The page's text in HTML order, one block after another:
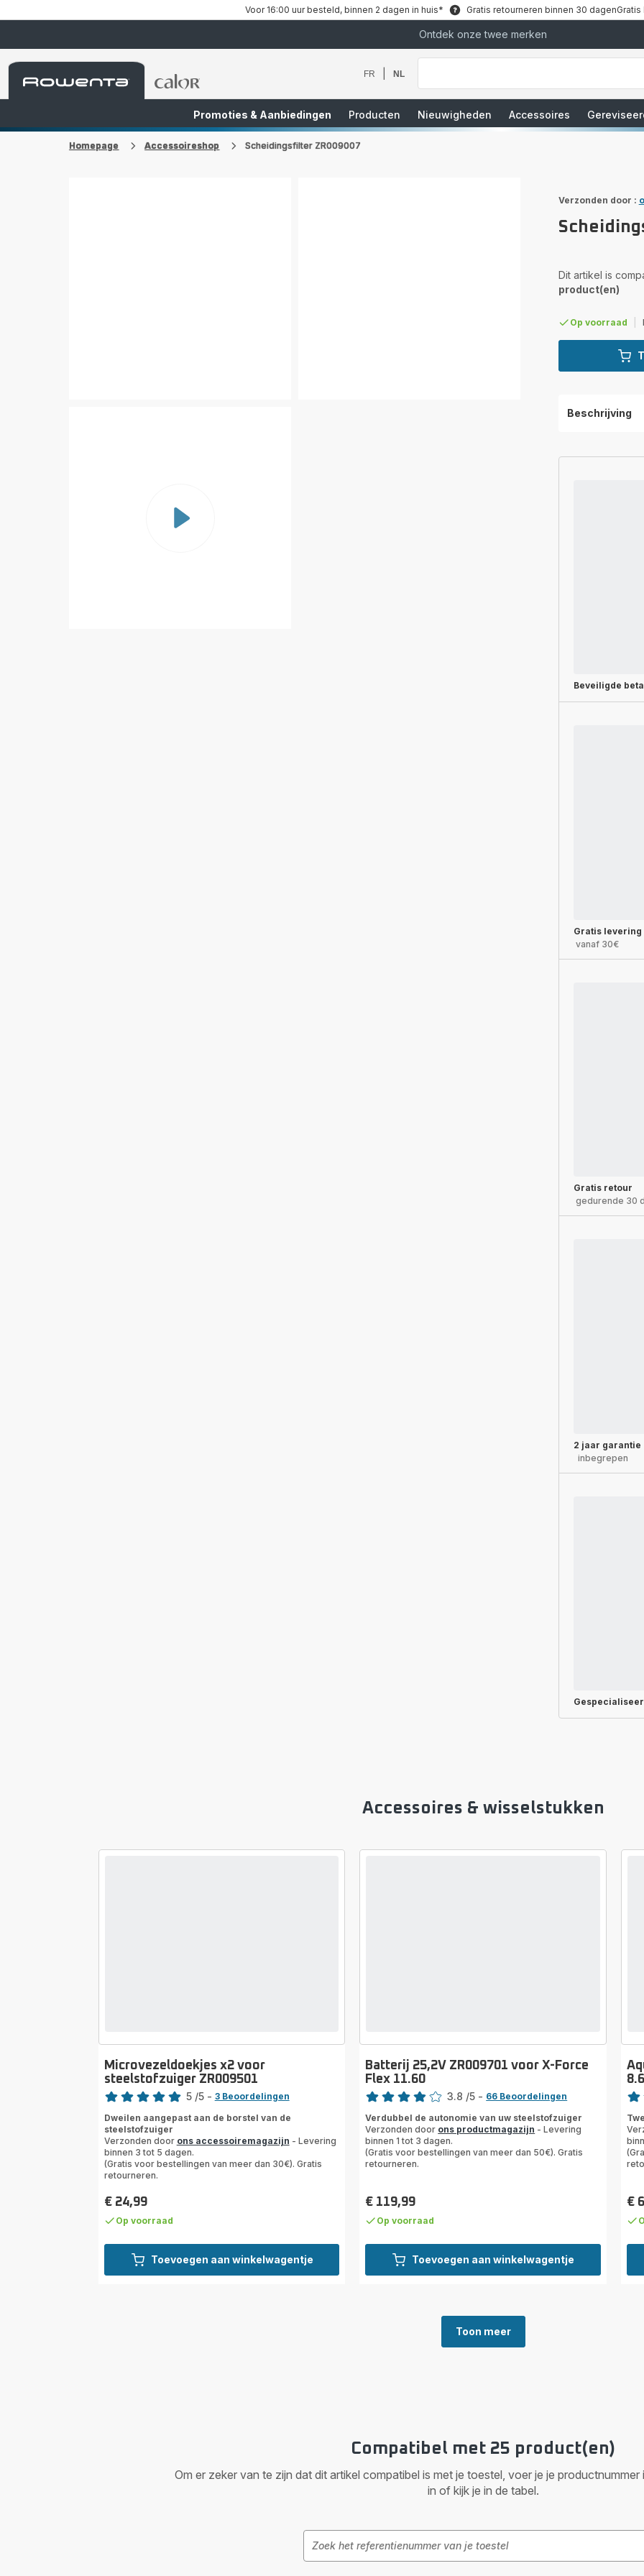
Voor 16:00 uur besteld, binnen 2 dagen in huis* Gratis retourneren binnen 30 dagen
Ontdek onze twee merken
Rowenta-
startpagina
Rowenta-
FR NL
Waar
bent
Promoties & Aanbiedingen Producten Nieuwigheden Accessoires
Homepage Accessoireshop Scheidingsfilter ZR009007
Start
Verzonden door :
Dit artikel is
product(en)
Op voorraad
Beschrijving
Beveiligde
Gratis levering
vanaf 30€
Gratis retour
gedurende 30
2 jaar garantie
inbegrepen
Accessoires & wisselstukken
Toevoegen aan winkelwagentje
Microvezeldoekjes x2 voor
steelstofzuiger ZR009501
Beoordeling
met
5
sterren
(gemiddeld)
5 /5 - 3 Beoordelingen
Dweilen aangepast aan de borstel van de
steelstofzuiger
Verzonden door ons accessoiremagazijn - Levering
binnen 3 tot 5 dagen.
(Gratis voor bestellingen van meer dan 30€). Gratis
retourneren.
Prijs
€ 24,99
Op voorraad
Toevoegen aan winkelwagentje
Batterij 25,2V ZR009701 voor X-Force
Flex 11.60
Beoordeling
3.8 /5 - 66 Beoordelingen
Verdubbel de autonomie van uw steelstofzuiger
Verzonden door ons productmagazijn - Levering
binnen 1 tot 3 dagen.
(Gratis voor bestellingen van meer dan 50€). Gratis
retourneren.
Prijs
€ 119,99
Op voorraad
Prijs
€
Toon meer
Compatibel met 25 product(en)
Om er zeker van te zijn dat dit artikel compatibel is met je toestel, voer je je
in of kijk je in de tabel.